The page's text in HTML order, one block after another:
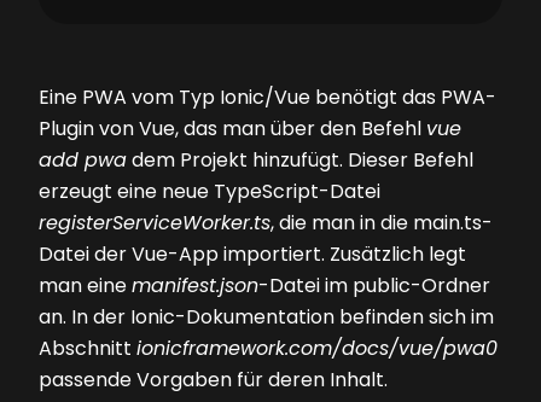
Eine PWA vom Typ Ionic/Vue benötigt das PWA-
Plugin von Vue, das man über den Befehl vue
add pwadem Projekt hinzufügt. Dieser Befehl
erzeugt eine neue TypeScript-Datei
registerServiceWorker.ts, die man in die main.ts-
Datei der Vue-App importiert. Zusätzlich legt
man einemanifest.json-Datei im public-Ordner
an. In der Ionic-Dokumentation befinden sich im
Abschnitt ionicframework.com/docs/vue/pwa0
passende Vorgaben für deren Inhalt.